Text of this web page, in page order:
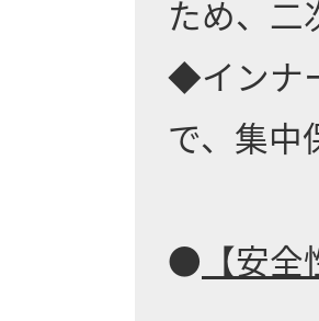
ため、二
◆インナ
で、集中
● 【安